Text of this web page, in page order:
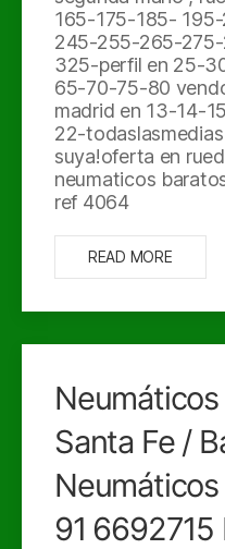
165-175-185-
245-255-265-
325-perfil en 25-
65-70-75-80
madrid en 13-14-
22-
suya!oferta en
neumaticos
ref 4064
READ MORE
Santa Fe /
91